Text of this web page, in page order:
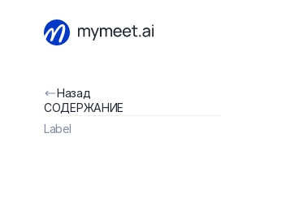
Назад
СОДЕРЖАНИЕ
Label